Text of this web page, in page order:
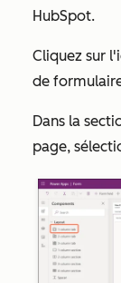
HubSpot.
Cliquez sur
de
Dans la
page,